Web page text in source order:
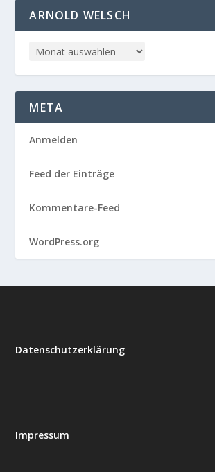
ARNOLD WELSCH
META
Anmelden
Feed der Einträge
Kommentare-Feed
WordPress.org
Datenschutzerklärung
Impressum